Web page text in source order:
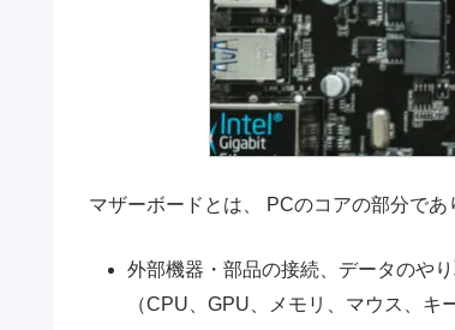
マザーボードとは、 PCのコアの部分であ
外部機器・部品の接続、データのやり
（CPU、GPU、メモリ、マウス、キ